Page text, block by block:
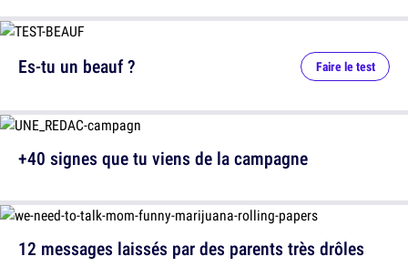
12 messages laissés par des parents très drôles
Es-tu un beauf ? Faire le test
+40 signes que tu viens de la campagne